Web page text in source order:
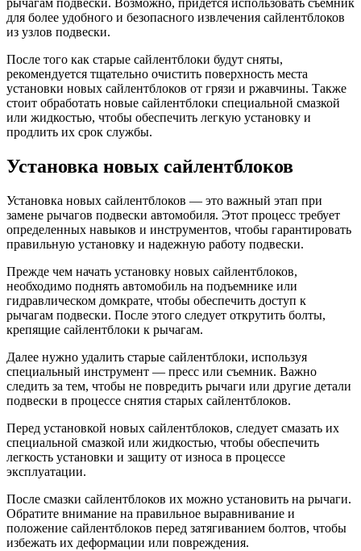
рычагам подвески. Возможно, придется использовать съемник
для более удобного и безопасного извлечения сайлентблоков
из узлов подвески.
После того как старые сайлентблоки будут сняты,
рекомендуется тщательно очистить поверхность места
установки новых сайлентблоков от грязи и ржавчины. Также
стоит обработать новые сайлентблоки специальной смазкой
или жидкостью, чтобы обеспечить легкую установку и
продлить их срок службы.
Установка новых сайлентблоков
Установка новых сайлентблоков — это важный этап при
замене рычагов подвески автомобиля. Этот процесс требует
определенных навыков и инструментов, чтобы гарантировать
правильную установку и надежную работу подвески.
Прежде чем начать установку новых сайлентблоков,
необходимо поднять автомобиль на подъемнике или
гидравлическом домкрате, чтобы обеспечить доступ к
рычагам подвески. После этого следует открутить болты,
крепящие сайлентблоки к рычагам.
Далее нужно удалить старые сайлентблоки, используя
специальный инструмент — пресс или съемник. Важно
следить за тем, чтобы не повредить рычаги или другие детали
подвески в процессе снятия старых сайлентблоков.
Перед установкой новых сайлентблоков, следует смазать их
специальной смазкой или жидкостью, чтобы обеспечить
легкость установки и защиту от износа в процессе
эксплуатации.
После смазки сайлентблоков их можно установить на рычаги.
Обратите внимание на правильное выравнивание и
положение сайлентблоков перед затягиванием болтов, чтобы
избежать их деформации или повреждения.